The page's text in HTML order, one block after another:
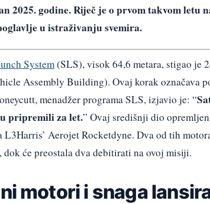
2025. godine. Riječ je o prvom takvom letu
u istraživanju svemira.
System(SLS), visok 64,6 metara, stigao je
Assembly Building). Ovaj korak označava
menadžer programa SLS, izjavio je: “
pripremili za let.” Ovaj središnji dio
Aerojet Rocketdyne. Dva od tih
dok će preostala dva debitirati na ovoj misiji.
motori i snaga